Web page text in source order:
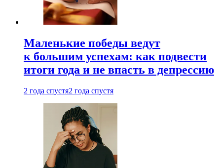
Маленькие победы ведут
к большим успехам: как подвести
итоги года и не впасть в депрессию
2 года спустя2 года спустя